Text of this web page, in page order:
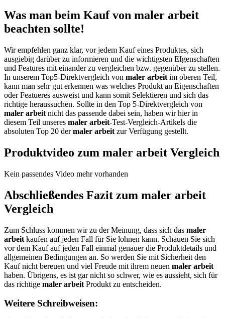
Was man beim Kauf von maler arbeit
beachten sollte!
Wir empfehlen ganz klar, vor jedem Kauf eines Produktes, sich
ausgiebig darüber zu informieren und die wichtigsten EIgenschaften
und Features mit einander zu vergleichen bzw. gegenüber zu stellen.
In unserem Top5-Direktvergleich von maler arbeit im oberen Teil,
kann man sehr gut erkennen was welches Produkt an Eigenschaften
oder Featueres ausweist und kann somit Selektieren und sich das
richtige heraussuchen. Sollte in den Top 5-Direktvergleich von
maler arbeit nicht das passende dabei sein, haben wir hier in
diesem Teil unseres maler arbeit-Test-Vergleich-Artikels die
absoluten Top 20 dermaler arbeit zur Verfügung gestellt.
Produktvideo zum maler arbeit Vergleich
Kein passendes Video mehr vorhanden
Abschließendes Fazit zum maler arbeit
Vergleich
Zum Schluss kommen wir zu der Meinung, dass sich das maler
arbeit kaufen auf jeden Fall für Sie lohnen kann. Schauen Sie sich
vor dem Kauf auf jeden Fall einmal genauer die Produktdetails und
allgemeinen Bedingungen an. So werden Sie mit Sicherheit den
Kauf nicht bereuen und viel Freude mit ihrem neuen maler arbeit
haben. Übrigens, es ist gar nicht so schwer, wie es aussieht, sich für
das richtige maler arbeit Produkt zu entscheiden.
Weitere Schreibweisen: